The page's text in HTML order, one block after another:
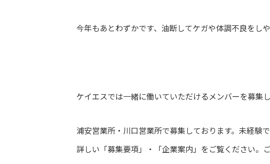
今年もあとわずかです、油断してケガや体調不良をし
ケイエスでは一緒に働いていただけるメンバーを募集し
浦安営業所・川口営業所で募集しております。未経験
詳しい「募集要項」・「企業案内」をご覧ください。